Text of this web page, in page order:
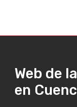
Web de
en